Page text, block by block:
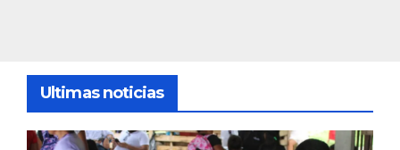
Ultimas noticias